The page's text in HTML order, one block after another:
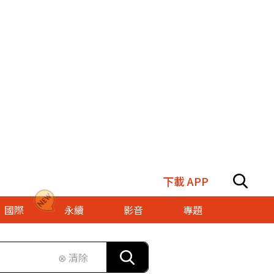
下載 APP
國際 永續 影音
專題
⊗ 清除